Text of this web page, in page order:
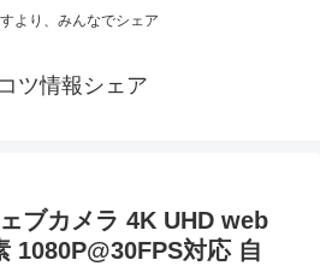
より、みんなでシェア
ツ情報シェア
ブカメラ 4K UHD web
1080P@30FPS対応 自